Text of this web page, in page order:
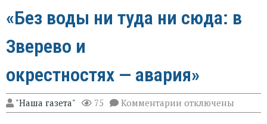
«Без воды ни туда ни сюда: в
Зверево и
окрестностях — авария»
"Наша газета" 75 Комментарии к
записи
отключены